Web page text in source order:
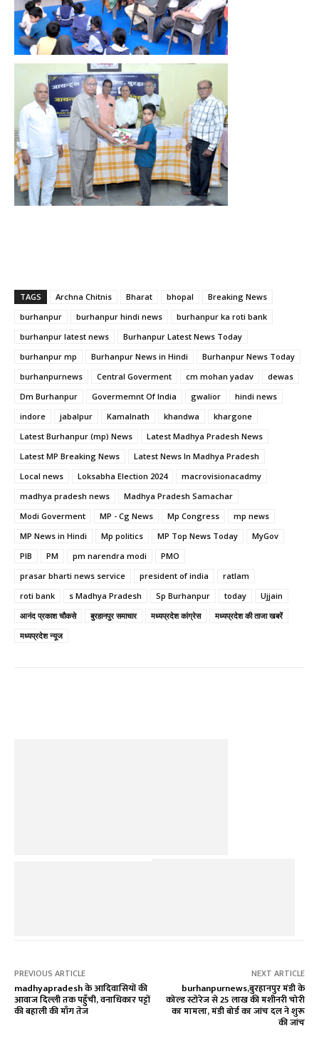
TAGS Archna Chitnis Bharat bhopal
Breaking News
burhanpur
burhanpur hindi news
burhanpur ka roti bank
burhanpur latest news
Burhanpur Latest News Today
burhanpur mp
Burhanpur News in Hindi
Burhanpur News Today
burhanpurnews
Central Goverment cm mohan yadav
dewas
Dm Burhanpur
Govermemnt Of India gwalior
hindi news
indore
jabalpur Kamalnath khandwa
khargone
Latest Burhanpur (mp) News
Latest Madhya Pradesh News
Latest MP Breaking News
Latest News In Madhya Pradesh
Local news
Loksabha Election 2024
macrovisionacadmy
madhya pradesh news
Madhya Pradesh Samachar
Modi Goverment
MP - Cg News Mp Congress
mp news
MP News in Hindi
Mp politics MP Top News Today
MyGov
PIB
PM pm narendra modi
PMO
prasar bharti news service
president of india
ratlam
roti bank
s Madhya Pradesh Sp Burhanpur today
Ujjain
आनंद प्रकाश चौकसे
बुरहानपुर समाचार मध्यप्रदेश कांग्रेस
मध्यप्रदेश की ताजा खबरें
मध्यप्रदेश न्यूज
PREVIOUS ARTICLE
madhyapradesh के आदिवासियों की
आवाज दिल्ली तक पहुँची, वनाधिकार पट्टों
की बहाली की माँग तेज
NEXT ARTICLE
burhanpurnews,बुरहानपुर मंडी के
कोल्ड स्टोरेज से 25 लाख की मशीनरी चोरी
का मामला, मंडी बोर्ड का जांच दल ने शुरू
की जांच